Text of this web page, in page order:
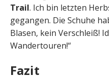
Trail. Ich bin letzten
gegangen. Die Schuhe
Blasen, kein Verschleiß!
Wandertouren!“
Fazit